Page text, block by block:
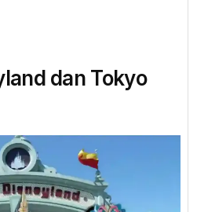
dan Tokyo